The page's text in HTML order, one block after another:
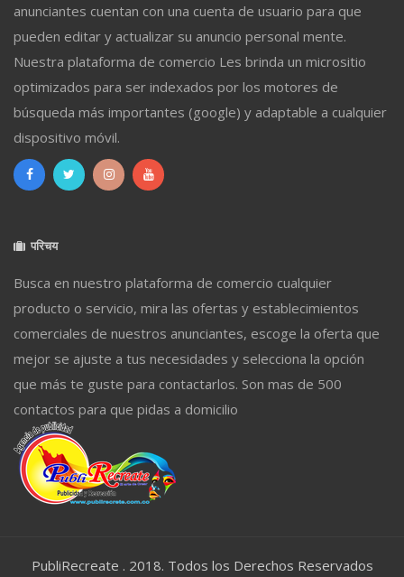
anunciantes cuentan con una cuenta de usuario para que
pueden editar y actualizar su anuncio personal mente.
Nuestra plataforma de comercio Les brinda un micrositio
optimizados para ser indexados por los motores de
búsqueda más importantes (google) y adaptable a cualquier
dispositivo móvil.
परिचय
Busca en nuestro plataforma de comercio cualquier
producto o servicio, mira las ofertas y establecimientos
comerciales de nuestros anunciantes, escoge la oferta que
mejor se ajuste a tus necesidades y selecciona la opción
que más te guste para contactarlos. Son mas de 500
contactos para que pidas a domicilio
PubliRecreate . 2018. Todos los Derechos Reservados